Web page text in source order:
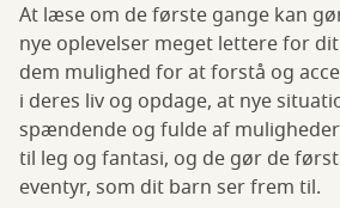
At læse om de første gange kan
nye oplevelser meget lettere for
dem mulighed for at forstå og
i deres liv og opdage, at nye
spændende og fulde af
til leg og fantasi, og de gør de
eventyr, som dit barn ser frem til.